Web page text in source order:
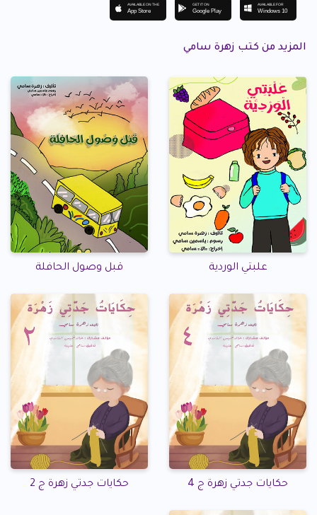
AVAILABLE ON THE
App Store
GET IT ON
Google Play
AVAILABLE FOR
Windows 10
المزيد من كتب زهرة سامي
علبتي الوردية قبل وصول الحافلة
حكايات جدتي زهرة ج 4 حكايات جدتي زهرة ج 2